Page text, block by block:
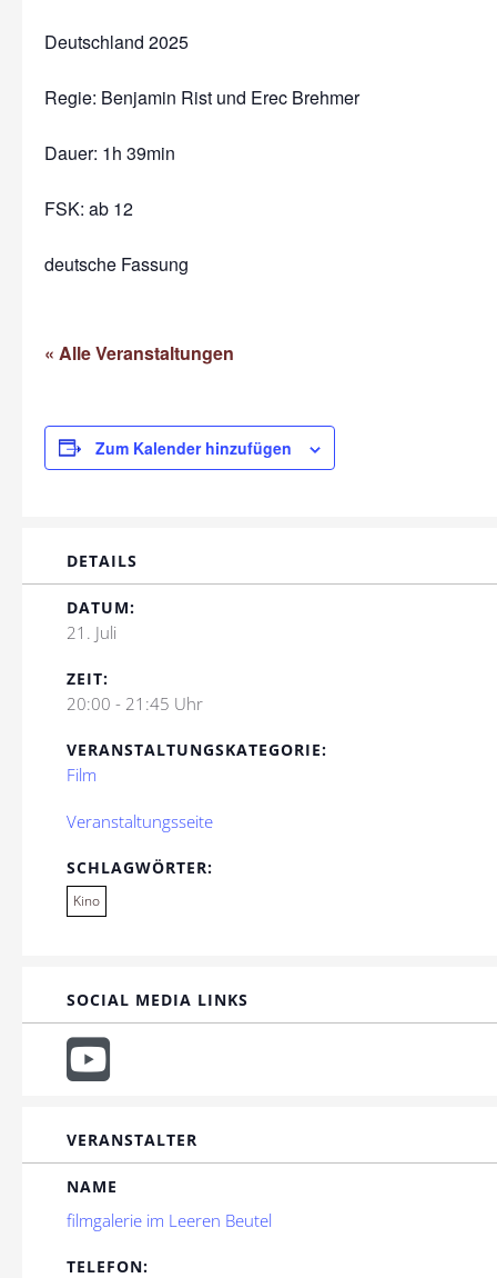
Deutschland 2025
Regie: Benjamin Rist und Erec Brehmer
Dauer: 1h 39min
FSK: ab 12
deutsche Fassung
« Alle Veranstaltungen
Zum Kalender hinzufügen
DETAILS
DATUM:
21. Juli
ZEIT:
20:00 - 21:45 Uhr
VERANSTALTUNGSKATEGORIE:
Film
Veranstaltungsseite
SCHLAGWÖRTER:
Kino
SOCIAL MEDIA LINKS
VERANSTALTER
NAME
filmgalerie im Leeren Beutel
TELEFON: